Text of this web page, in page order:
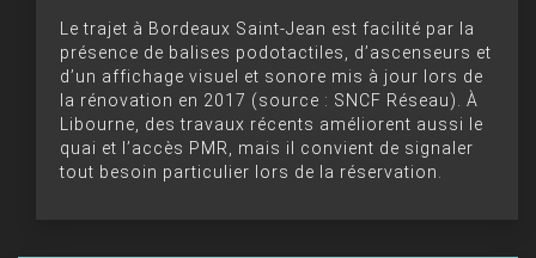
Le trajet à Bordeaux Saint-Jean est facilité par la
présence de balises podotactiles, d’ascenseurs et
d’un affichage visuel et sonore mis à jour lors de
la rénovation en 2017 (source : SNCF Réseau). À
Libourne, des travaux récents améliorent aussi le
quai et l’accès PMR, mais il convient de signaler
tout besoin particulier lors de la réservation.